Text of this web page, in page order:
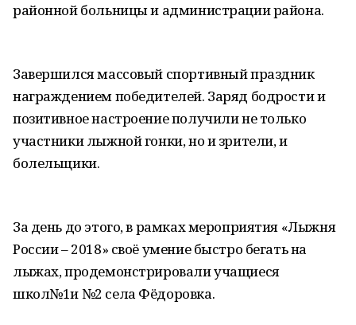
районной больницы и администрации района.
Завершился массовый спортивный праздник
награждением победителей. Заряд бодрости и
позитивное настроение получили не только
участники лыжной гонки, но и зрители, и
болельщики.
За день до этого, в рамках мероприятия «Лыжня
России – 2018» своё умение быстро бегать на
лыжах, продемонстрировали учащиеся
школ№1и №2 села Фёдоровка.